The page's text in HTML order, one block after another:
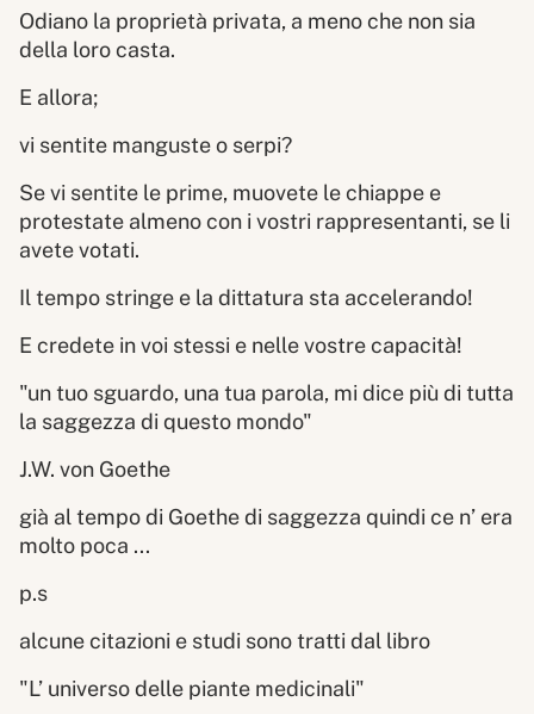
Odiano la proprietà privata, a meno che non sia
della loro casta.
E allora;
vi sentite manguste o serpi?
Se vi sentite le prime, muovete le chiappe e
protestate almeno con i vostri rappresentanti, se li
avete votati.
Il tempo stringe e la dittatura sta accelerando!
E credete in voi stessi e nelle vostre capacità!
"un tuo sguardo, una tua parola, mi dice più di tutta
la saggezza di questo mondo"
J.W. von Goethe
già al tempo di Goethe di saggezza quindi ce n’ era
molto poca ...
p.s
alcune citazioni e studi sono tratti dal libro
"L’ universo delle piante medicinali"